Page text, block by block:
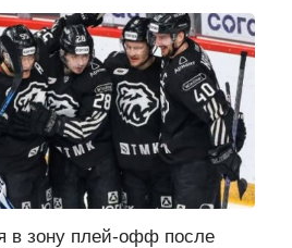
в зону плей-офф после